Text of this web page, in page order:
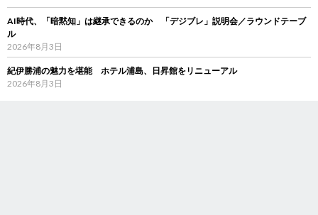
AI時代、「暗黙知」は継承できるのか 「デジブレ」説明会／ラウンドテーブ
ル
2026年8月3日
紀伊勝浦の魅力を堪能 ホテル浦島、日昇館をリニューアル
2026年8月3日